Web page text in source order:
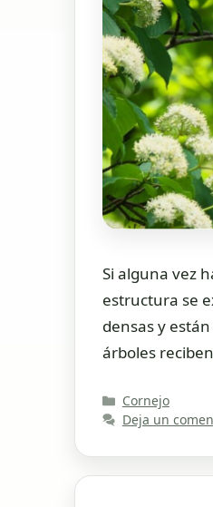
Si alguna vez
estructura se
densas y
árboles
Categorías
Cornejo
Deja un